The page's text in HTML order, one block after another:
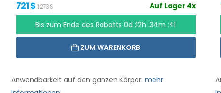
Auf Lager 4x
721 $1 273 $
Bis zum Ende des Rabatts 0d :12h :34m :40
ZUM WARENKORB
Anwendbarkeit auf den ganzen Körper: mehr